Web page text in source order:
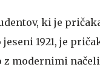
ki je
1921, je
modernimi